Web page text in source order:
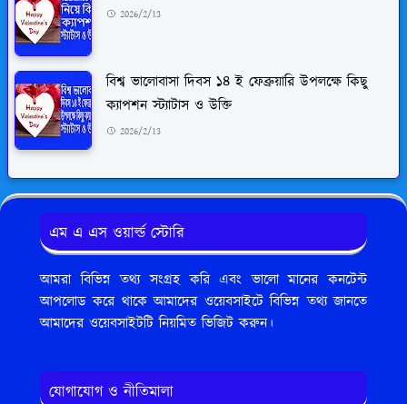
2026/2/13
বিশ্ব ভালোবাসা দিবস ১৪ ই ফেব্রুয়ারি উপলক্ষে কিছু
ক্যাপশন স্ট্যাটাস ও উক্তি
2026/2/13
এম এ এস ওয়ার্ল্ড স্টোরি
আমরা বিভিন্ন তথ্য সংগ্রহ করি এবং ভালো মানের কনটেন্ট
আপলোড করে থাকে আমাদের ওয়েবসাইটে বিভিন্ন তথ্য জানতে
আমাদের ওয়েবসাইটটি নিয়মিত ভিজিট করুন।
যোগাযোগ ও নীতিমালা